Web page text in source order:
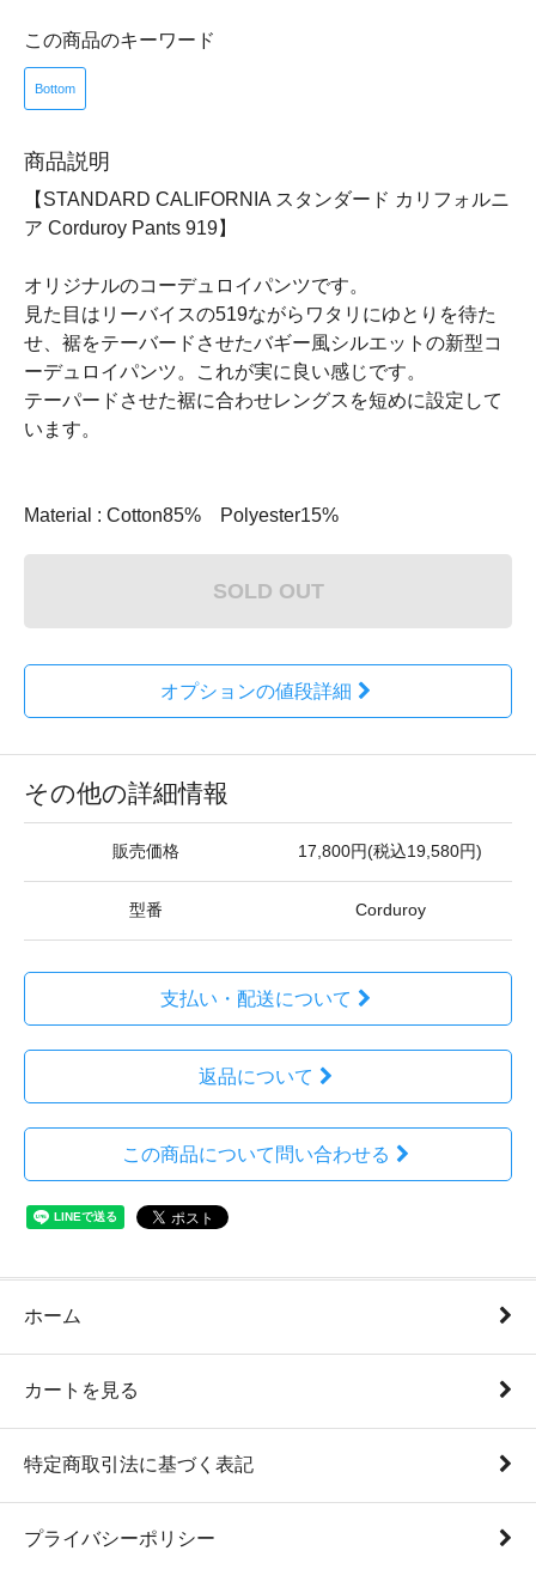
この商品のキーワード
Bottom
商品説明
【STANDARD CALIFORNIA スタンダード カリフォルニ
ア Corduroy Pants 919】
オリジナルのコーデュロイパンツです。
見た目はリーバイスの519ながらワタリにゆとりを待た
せ、裾をテーバードさせたバギー風シルエットの新型コ
ーデュロイパンツ。これが実に良い感じです。
テーパードさせた裾に合わせレングスを短めに設定して
います。
Material : Cotton85% Polyester15%
SOLD OUT
オプションの値段詳細
その他の詳細情報
販売価格 17,800円(税込19,580円)
型番 Corduroy
支払い・配送について
返品について
この商品について問い合わせる
ホーム
カートを見る
特定商取引法に基づく表記
プライバシーポリシー